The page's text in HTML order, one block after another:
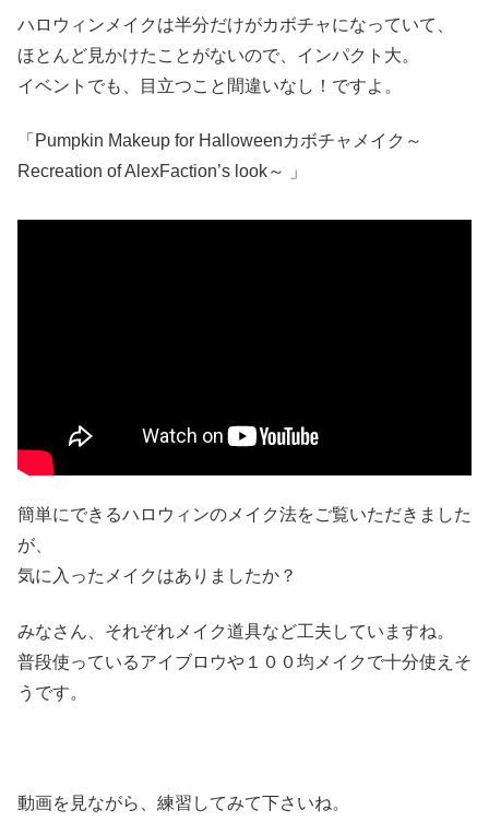
ハロウィンメイクは半分だけがカボチャになっていて、
ほとんど見かけたことがないので、インパクト大。
イベントでも、目立つこと間違いなし！ですよ。
「Pumpkin Makeup for Halloweenカボチャメイク～
Recreation of AlexFaction’s look～ 」
簡単にできるハロウィンのメイク法をご覧いただきました
が、
気に入ったメイクはありましたか？
みなさん、それぞれメイク道具など工夫していますね。
普段使っているアイブロウや１００均メイクで十分使えそ
うです。
動画を見ながら、練習してみて下さいね。